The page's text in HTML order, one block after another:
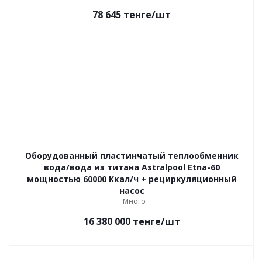
78 645 тенге/шт
Оборудованный пластинчатый теплообменник
вода/вода из титана Astralpool Etna-60
мощностью 60000 Ккал/ч + рециркуляционный
насос
Много
16 380 000тенге/шт